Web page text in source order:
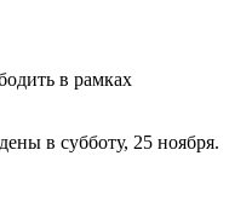
в рамках
в субботу, 25 ноября.